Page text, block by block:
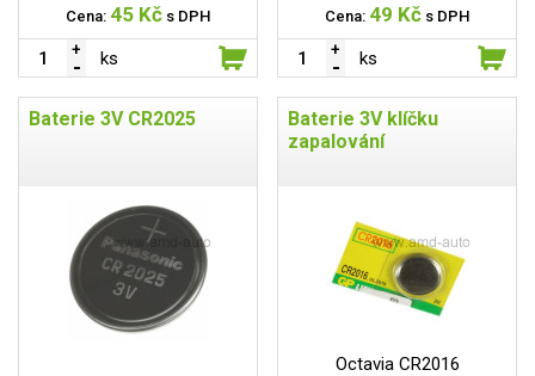
Cena: 45 Kč s DPH
ks
Cena: 49 Kč s DPH
ks
Baterie 3V CR2025
Baterie 3V klíčku
zapalování
Octavia CR2016